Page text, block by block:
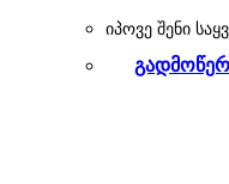
იპოვე შენი